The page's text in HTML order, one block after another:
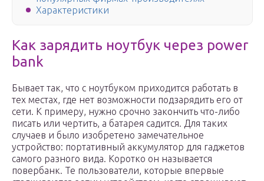
Характеристики
Как зарядить ноутбук через power
bank
Бывает так, что с ноутбуком приходится работать в
тех местах, где нет возможности подзарядить его от
сети. К примеру, нужно срочно закончить что-либо
писать или чертить, а батарея садится. Для таких
случаев и было изобретено замечательное
устройство: портативный аккумулятор для гаджетов
самого разного вида. Коротко он называется
повербанк. Те пользователи, которые впервые